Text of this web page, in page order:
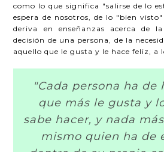
como lo que significa "salirse de lo
espera de nosotros, de lo "bien
deriva en enseñanzas acerca de
decisión de una persona, de la
aquello que le gusta y le hace feliz, a
"Cada persona ha de
que más le gusta y
sabe hacer, y nada
mismo quien ha de